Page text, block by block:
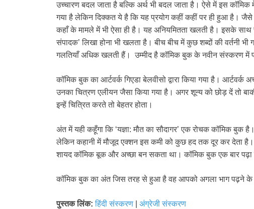
उच्चारण बदल जाता है बल्कि अर्थ भी बदल जाता है। ऐसे में इस कॉमिक
गया है लेकिन दिक्कत ये है कि यह प्रयोग कहीं कहीं पर ही हुआ है। जैसे
कहाँ के मामले में भी ऐसा ही है। यह अनियमितता खलती है। इसके साथ
संपादक’ लिखा होना भी खलता है। बीच बीच में कुछ शब्दों की वर्तनी
गलतियाँ अधिक खलती हैं। उम्मीद है कॉमिक बुक के नवीन संस्करण में
कॉमिक बुक का आर्टवर्क गिएडा बेलवीसो द्वारा किया गया है।
उनका चित्रण एलीयन जैसा किया गया है। अगर शून्य को छोड़ दें तो
इन्हें चित्रित करते तो बेहतर होता।
अंत में यही कहूँगा कि ‘यज्ञा: मौत का सौदागर’ एक रोचक कॉमिक बुक
लेकिन कहानी में मौजूद एक्शन इस कमी को कुछ हद तक दूर कर देता
शायद कॉमिक बूक और अच्छा बन सकता था। कॉमिक बुक एक बार पढ़ा
कॉमिक बुक का अंत जिस तरह से हुआ है वह आपको अगला भाग पढ़ने के
पुस्तक लिंक: हिंदी संस्करण अंग्रेजी संस्करण